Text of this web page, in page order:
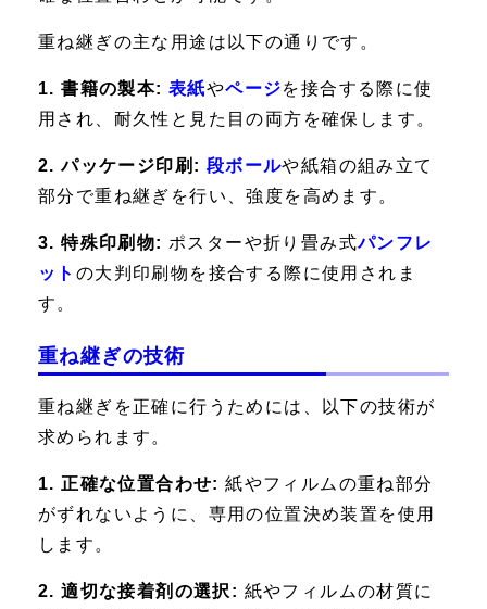
重ね継ぎの主な用途は以下の通りです。
1. 書籍の製本: 表紙やページを接合する際に使
用され、耐久性と見た目の両方を確保します。
2. パッケージ印刷: 段ボールや紙箱の組み立て
部分で重ね継ぎを行い、強度を高めます。
3. 特殊印刷物: ポスターや折り畳み式パンフレ
ット の大判印刷物を接合する際に使用されま
す。
重ね継ぎの技術
重ね継ぎを正確に行うためには、以下の技術が
求められます。
1. 正確な位置合わせ: 紙やフィルムの重ね部分
がずれないように、専用の位置決め装置を使用
します。
2. 適切な接着剤の選択: 紙やフィルムの材質に